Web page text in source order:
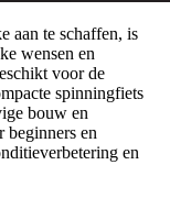
aan te schaffen, is
wensen en
voor de
spinningfiets
bouw en
beginners en
en